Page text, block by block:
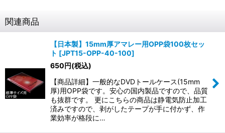
関連商品
【日本製】15mm厚アマレー用OPP袋100枚セッ
ト [JPT15-OPP-40-100]
650円(税込)
【商品詳細】一般的なDVDトールケース(15mm
厚)用OPP袋です。安心の国内製品ですので、品質
も抜群です。 更にこちらの商品は静電気防止加工
済みですので、剥がしたテープが手に付かず、作
業効率が格段に…